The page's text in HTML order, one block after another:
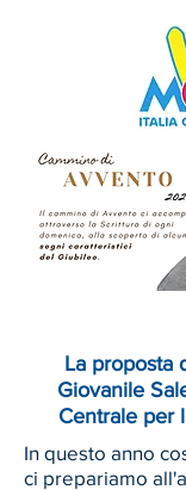
La proposta
Giovanile
Centrale per
In questo anno
ci prepariamo